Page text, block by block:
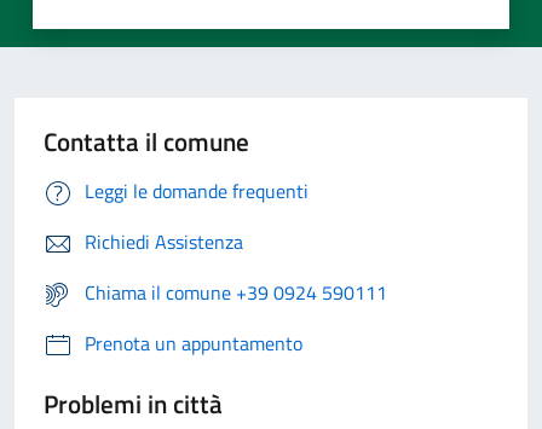
Contatta il comune
Leggi le domande frequenti
Richiedi Assistenza
Chiama il comune +39 0924 590111
Prenota un appuntamento
Problemi in città